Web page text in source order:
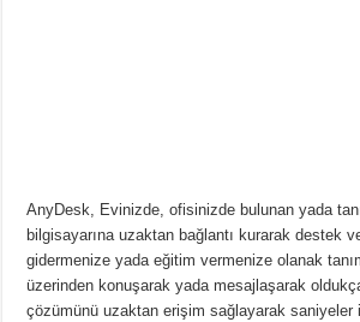
AnyDesk, Evinizde, ofisinizde bulunan yada
bilgisayarına uzaktan bağlantı kurarak destek
gidermenize yada eğitim vermenize olanak
üzerinden konuşarak yada mesajlaşarak
çözümünü uzaktan erişim sağlayarak saniyeler